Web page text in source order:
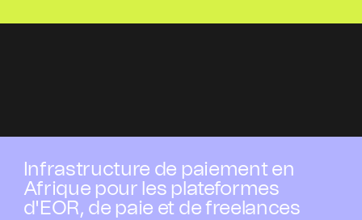
Infrastructure de paiement en
Afrique pour les plateformes
d'EOR, de paie et de freelances